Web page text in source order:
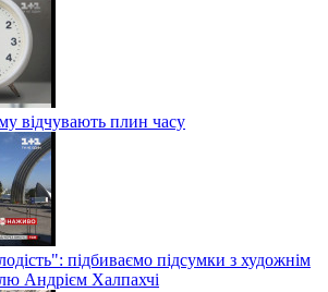
відчувають плин часу
підбиваємо підсумки з художнім
Андрієм Халпахчі